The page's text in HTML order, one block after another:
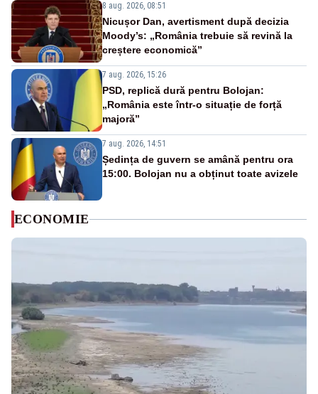
8 aug. 2026, 08:51
Nicușor Dan, avertisment după decizia
Moody’s: „România trebuie să revină la
creștere economică”
7 aug. 2026, 15:26
PSD, replică dură pentru Bolojan:
„România este într-o situație de forță
majoră”
7 aug. 2026, 14:51
Ședința de guvern se amână pentru ora
15:00. Bolojan nu a obținut toate avizele
ECONOMIE